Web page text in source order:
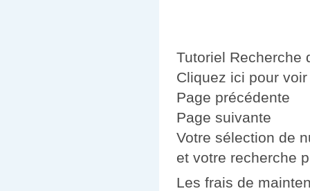
Tutoriel Recherche
Cliquez ici pour
Page précédente
Page suivante
Votre sélection de
et votre recherche
Les frais de